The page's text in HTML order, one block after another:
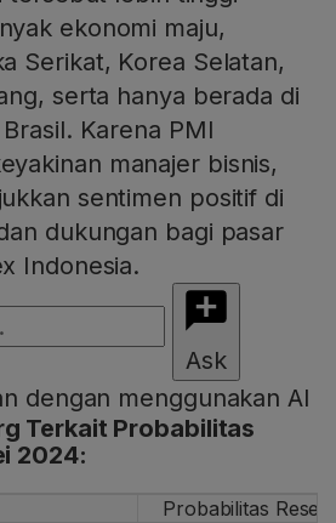
ekonomi maju,
Serikat, Korea Selatan,
serta hanya berada di
Karena PMI
manajer bisnis,
sentimen positif di
dukungan bagi pasar
Indonesia.
Ask
dengan menggunakan AI
Terkait Probabilitas
2024:
Probabilitas Resesi